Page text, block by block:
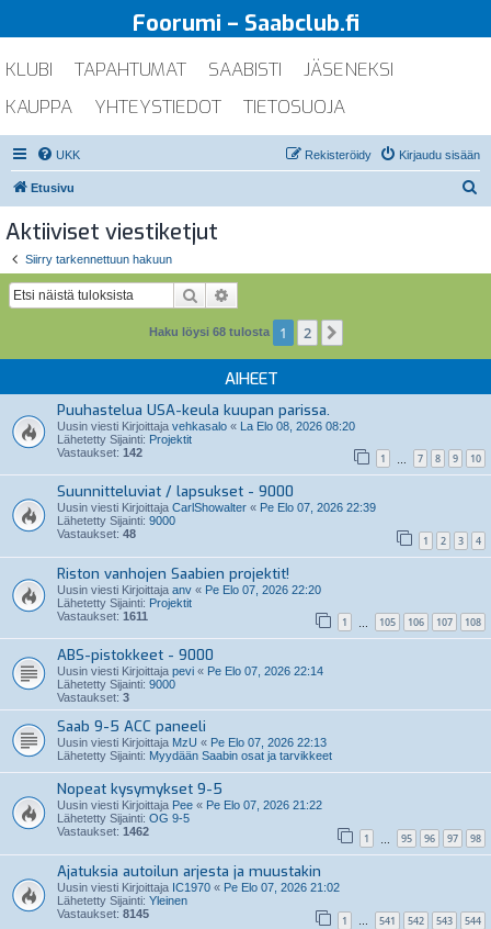
Foorumi – Saabclub.fi
KLUBI TAPAHTUMAT SAABISTI
JÄSENEKSI
KAUPPA
YHTEYSTIEDOT TIETOSUOJA
UKK Kirjaudu sisään
Rekisteröidy
Etusivu
Aktiiviset viestiketjut
Siirry tarkennettuun hakuun
Etsi
Haku löysi 68 tulosta 1 2
AIHEET
Puuhastelua USA-keula kuupan parissa.
Uusin viesti Kirjoittaja vehkasalo « La Elo 08, 2026 08:20
Lähetetty Sijainti: Projektit
Vastaukset: 142 1 7 8 9 10
Suunnitteluviat / lapsukset - 9000
Uusin viesti Kirjoittaja CarlShowalter « Pe Elo 07, 2026 22:39
Lähetetty Sijainti: 9000
Vastaukset: 48 1 2 3 4
Riston vanhojen Saabien projektit!
Uusin viesti Kirjoittaja anv « Pe Elo 07, 2026 22:20
Lähetetty Sijainti: Projektit
Vastaukset: 1611 1 105 106 107 108
ABS-pistokkeet - 9000
Uusin viesti Kirjoittaja pevi « Pe Elo 07, 2026 22:14
Lähetetty Sijainti: 9000
Vastaukset: 3
Saab 9-5 ACC paneeli
Uusin viesti Kirjoittaja MzU « Pe Elo 07, 2026 22:13
Lähetetty Sijainti: Myydään Saabin osat ja tarvikkeet
Nopeat kysymykset 9-5
Uusin viesti Kirjoittaja Pee « Pe Elo 07, 2026 21:22
Lähetetty Sijainti: OG 9-5
Vastaukset: 1462 1 95 96 97 98
Ajatuksia autoilun arjesta ja muustakin
Uusin viesti Kirjoittaja IC1970 « Pe Elo 07, 2026 21:02
Lähetetty Sijainti: Yleinen
Vastaukset: 8145 1 … 541 542 543 544